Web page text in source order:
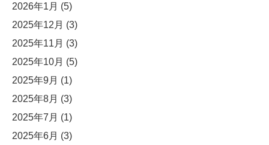
2026年1月 (5)
2025年12月 (3)
2025年11月 (3)
2025年10月 (5)
2025年9月 (1)
2025年8月 (3)
2025年7月 (1)
2025年6月 (3)